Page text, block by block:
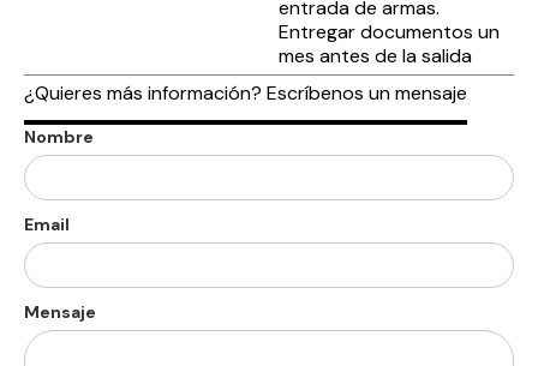
entrada de armas.
Entregar documentos un
mes antes de la salida
¿Quieres más información? Escríbenos un mensaje
Nombre
Email
Mensaje